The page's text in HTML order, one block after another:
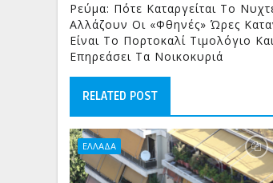
Ρεύμα: Πότε Καταργείται Το
Αλλάζουν Οι «φθηνές» Ώρες
Είναι Το Πορτοκαλί Τιμολόγιο
Επηρεάσει Τα Νοικοκυριά
RELATED POST
ΕΛΛΑΔΑ